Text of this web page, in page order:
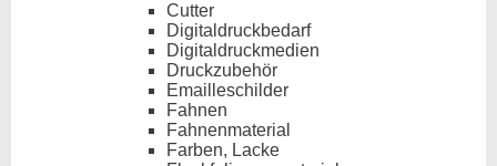
Cutter
Digitaldruckbedarf
Digitaldruckmedien
Druckzubehör
Emailleschilder
Fahnen
Fahnenmaterial
Farben, Lacke